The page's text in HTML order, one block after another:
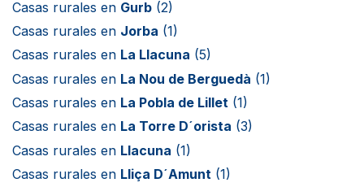
Casas rurales en Gurb (2)
Casas rurales en Jorba (1)
Casas rurales en La Llacuna (5)
Casas rurales en La Nou de Berguedà (1)
Casas rurales en La Pobla de Lillet (1)
Casas rurales en La Torre D´orista (3)
Casas rurales en Llacuna (1)
Casas rurales en Lliça D´Amunt (1)